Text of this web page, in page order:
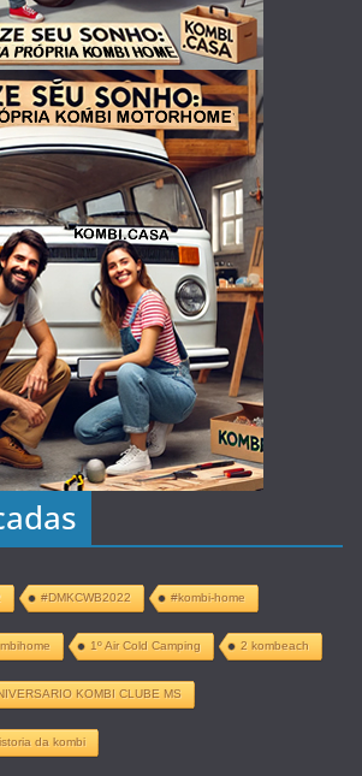
#DMKCWB2022 #kombi-home
1º Air Cold Camping 2 kombeach
KOMBI CLUBE MS
da kombi